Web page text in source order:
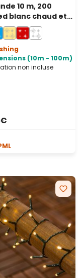
10 m, 200
blanc chaud et
câble blanc,
IP67
(10m - 100m)
non incluse